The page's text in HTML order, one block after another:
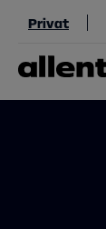
Til hovedindhold
Privat